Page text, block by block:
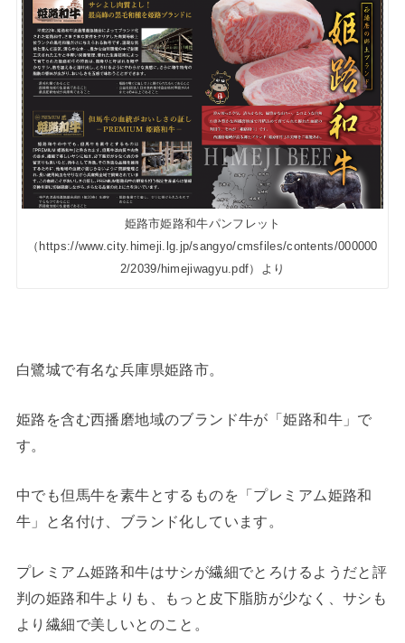
姫路市姫路和牛パンフレット
（https://www.city.himeji.lg.jp/sangyo/cmsfiles/contents/000000
2/2039/himejiwagyu.pdf）より
白鷺城で有名な兵庫県姫路市。
姫路を含む西播磨地域のブランド牛が「姫路和牛」で
す。
中でも但馬牛を素牛とするものを「プレミアム姫路和
牛」と名付け、ブランド化しています。
プレミアム姫路和牛はサシが繊細でとろけるようだと評
判の姫路和牛よりも、もっと皮下脂肪が少なく、サシも
より繊細で美しいとのこと。